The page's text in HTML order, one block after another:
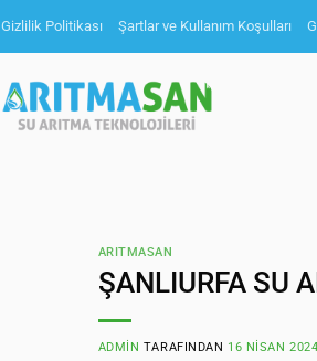
Gizlilik Politikası Şartlar ve Kullanım Koşulları
ARITMASAN
ŞANLIURFA SU
ADMIN TARAFINDAN 16 NISAN 2024